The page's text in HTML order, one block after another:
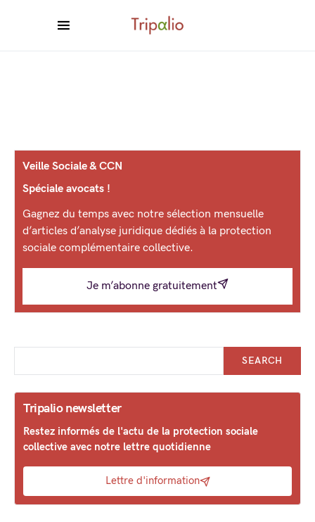
Veille Sociale & CCN
Spéciale avocats !
Gagnez du temps avec notre sélection mensuelle
d’articles d’analyse juridique dédiés à la protection
sociale complémentaire collective.
Je m’abonne gratuitement
SEARCH
Tripalio newsletter
Restez informés de l'actu de la protection sociale
collective avec notre lettre quotidienne
Lettre d'information